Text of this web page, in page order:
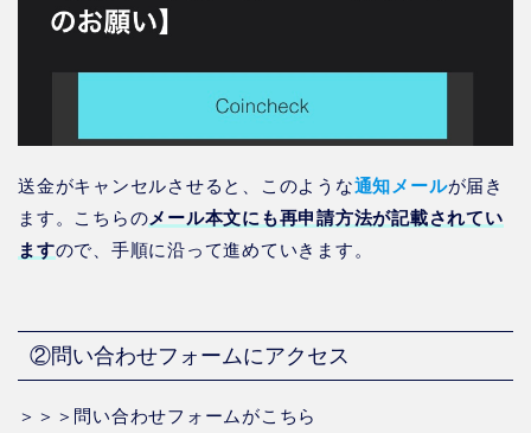
送金がキャンセルさせると、このような通知メールが届き
ます。こちらのメール本文にも再申請方法が記載されてい
ますので、手順に沿って進めていきます。
②問い合わせフォームにアクセス
＞＞＞問い合わせフォームがこちら